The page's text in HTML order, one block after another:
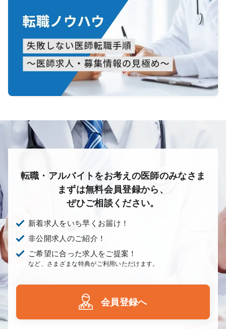
転職・アルバイトをお考えの医師のみなさま
まずは無料会員登録から、
ぜひご相談ください。
新着求人をいち早くお届け！
非公開求人のご紹介！
ご希望に合った求人をご提案！
など、さまざまな特典がご利用いただけます。
会員登録へ